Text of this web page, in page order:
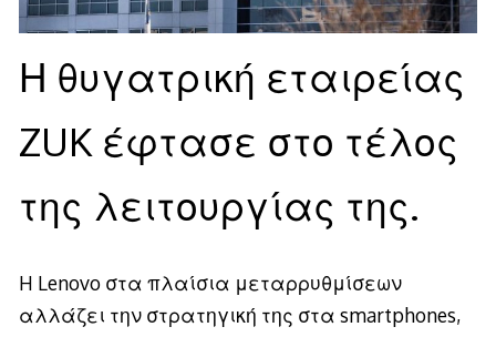
Η θυγατρική εταιρείας
ZUK έφτασε στο τέλος
της λειτουργίας της.
H Lenovo στα πλαίσια μεταρρυθμίσεων
αλλάζει την στρατηγική της στα smartphones,